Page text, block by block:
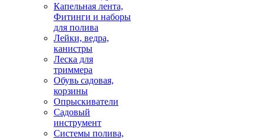
Капельная лента,
Фитинги и наборы
для полива
Лейки, ведра,
канистры
Леска для
триммера
Обувь садовая,
корзины
Опрыскиватели
Садовый
инструмент
Системы полива,